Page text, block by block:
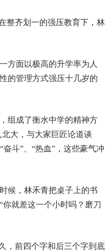
整齐划一的强压教育下，林
方面以极高的升学率为人
的管理方式强压十几岁的
组成了衡水中学的精神方
大，与大家巨匠论道谈
斗”、“热血”，这些豪气冲
候，林禾青把桌子上的书
就差这一个小时吗？磨刀
，前四个字和后三个字到底